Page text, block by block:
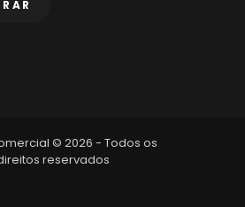
© 2026 - Todos os
reservados